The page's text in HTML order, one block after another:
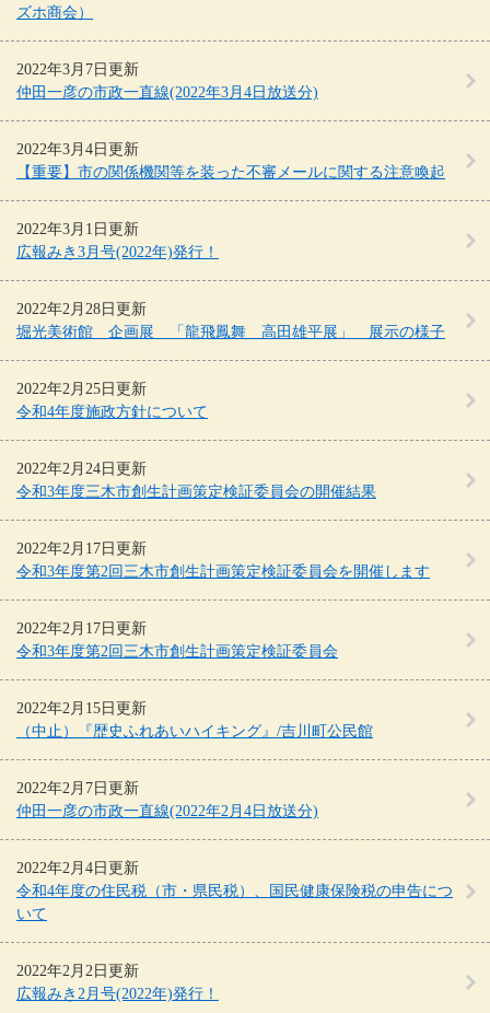
ズホ商会）
2022年3月7日更新
仲田一彦の市政一直線(2022年3月4日放送分)
2022年3月4日更新
【重要】市の関係機関等を装った不審メールに関する注意喚起
2022年3月1日更新
広報みき3月号(2022年)発行！
2022年2月28日更新
堀光美術館 企画展 「龍飛鳳舞 高田雄平展」 展示の様子
2022年2月25日更新
令和4年度施政方針について
2022年2月24日更新
令和3年度三木市創生計画策定検証委員会の開催結果
2022年2月17日更新
令和3年度第2回三木市創生計画策定検証委員会を開催します
2022年2月17日更新
令和3年度第2回三木市創生計画策定検証委員会
2022年2月15日更新
（中止）『歴史ふれあいハイキング』/吉川町公民館
2022年2月7日更新
仲田一彦の市政一直線(2022年2月4日放送分)
2022年2月4日更新
令和4年度の住民税（市・県民税）、国民健康保険税の申告につ
いて
2022年2月2日更新
広報みき2月号(2022年)発行！